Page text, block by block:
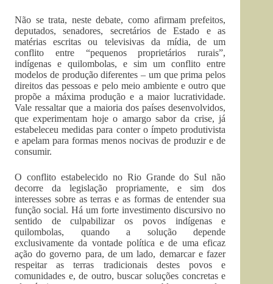
Não se trata, neste debate, como afirmam prefeitos,
deputados, senadores, secretários de Estado e as
matérias escritas ou televisivas da mídia, de um
conflito entre “pequenos proprietários rurais”,
indígenas e quilombolas, e sim um conflito entre
modelos de produção diferentes – um que prima pelos
direitos das pessoas e pelo meio ambiente e outro que
propõe a máxima produção e a maior lucratividade.
Vale ressaltar que a maioria dos países desenvolvidos,
que experimentam hoje o amargo sabor da crise, já
estabeleceu medidas para conter o ímpeto produtivista
e apelam para formas menos nocivas de produzir e de
consumir.
O conflito estabelecido no Rio Grande do Sul não
decorre da legislação propriamente, e sim dos
interesses sobre as terras e as formas de entender sua
função social. Há um forte investimento discursivo no
sentido de culpabilizar os povos indígenas e
quilombolas, quando a solução depende
exclusivamente da vontade política e de uma eficaz
ação do governo para, de um lado, demarcar e fazer
respeitar as terras tradicionais destes povos e
comunidades e, de outro, buscar soluções concretas e